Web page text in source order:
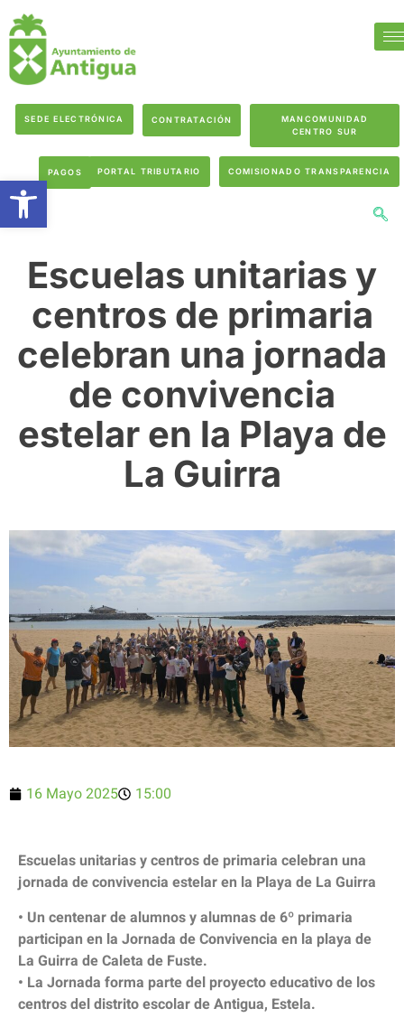
SEDE ELECTRÓNICA CONTRATACIÓN
MANCOMUNIDAD
CENTRO SUR
PAGOS PORTAL TRIBUTARIO COMISIONADO TRANSPARENCIA
Escuelas unitarias y
centros de primaria
celebran una jornada
de convivencia
estelar en la Playa de
La Guirra
16 Mayo 2025 15:00
Escuelas unitarias y centros de primaria celebran una
jornada de convivencia estelar en la Playa de La Guirra
• Un centenar de alumnos y alumnas de 6º primaria
participan en la Jornada de Convivencia en la playa de
La Guirra de Caleta de Fuste.
• La Jornada forma parte del proyecto educativo de los
centros del distrito escolar de Antigua, Estela.
Abrir barra de herramientas